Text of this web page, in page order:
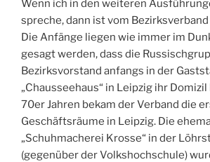
Wenn ich in den weiteren
spreche, dann ist vom
Die Anfänge liegen wie immer im
gesagt werden, dass die
Bezirksvorstand anfangs in der
„Chausseehaus“ in Leipzig ihr
70er Jahren bekam der Verband die
Geschäftsräume in Leipzig. Die
„Schuhmacherei Krosse“ in der
(gegenüber der Volkshochschule)